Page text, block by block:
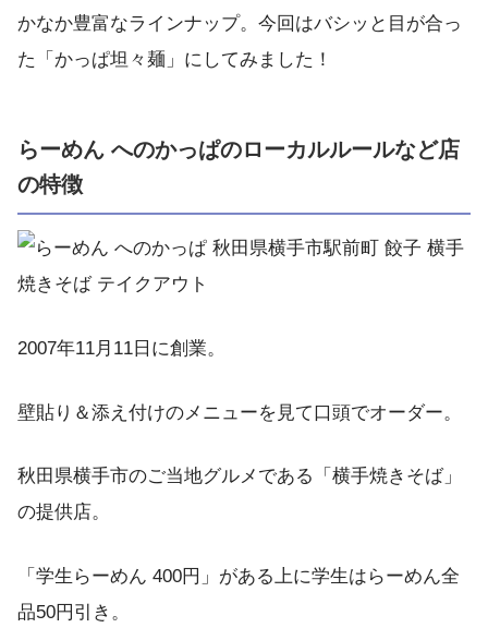
かなか豊富なラインナップ。今回はバシッと目が合っ
た「かっぱ坦々麺」にしてみました！
らーめん へのかっぱのローカルルールなど店
の特徴
2007年11月11日に創業。
壁貼り＆添え付けのメニューを見て口頭でオーダー。
秋田県横手市のご当地グルメである「横手焼きそば」
の提供店。
「学生らーめん 400円」がある上に学生はらーめん全
品50円引き。